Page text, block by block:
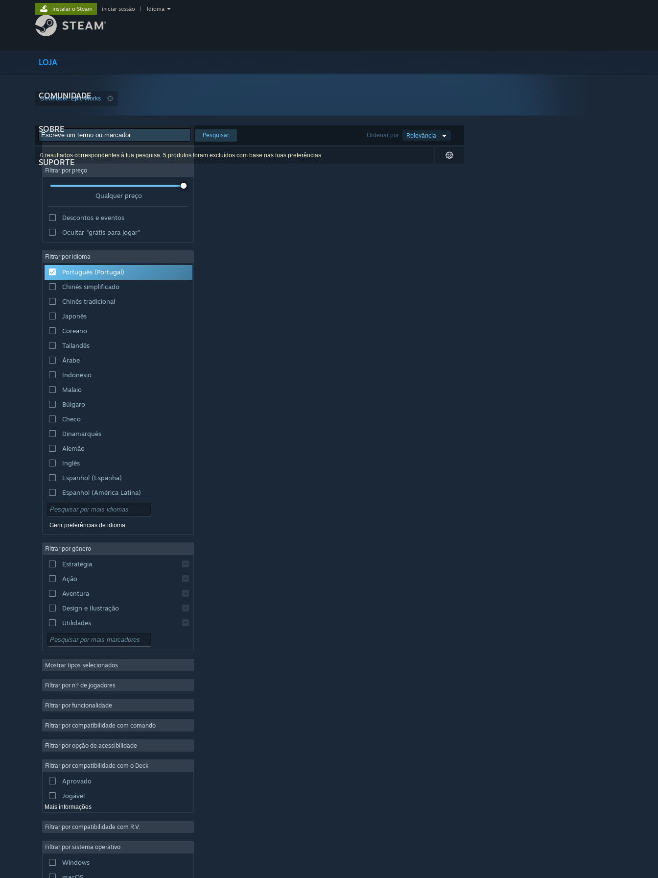
LOJA
COMUNIDADE
SOBRE
SUPORTE
Instalar o Steam iniciar sessão Idioma
Developer: Epic Works
Ordenar por Relevância
Pesquisar
0 resultados correspondentes à tua pesquisa. 5 produtos foram excluídos com base nas tuas preferências.
Filtrar por preço
Qualquer preço
Descontos e eventos
Ocultar "grátis para jogar"
Filtrar por idioma
Português (Portugal)
Chinês simplificado
Chinês tradicional
Japonês
Coreano
Tailandês
Árabe
Indonésio
Malaio
Búlgaro
Checo
Dinamarquês
Alemão
Inglês
Espanhol (Espanha)
Espanhol (América Latina)
Gerir preferências de idioma
Filtrar por género
Estratégia
Ação
Aventura
Design e Ilustração
Utilidades
Grátis para Jogar
Multijogador em Massa
Casual
Simulação
Produção de Vídeo
Edição de Fotografias
Mostrar tipos selecionados
Filtrar por n.º de jogadores
Filtrar por funcionalidade
Filtrar por compatibilidade com comando
Filtrar por opção de acessibilidade
Filtrar por compatibilidade com o Deck
Aprovado
Jogável
Mais informações
Filtrar por compatibilidade com R.V.
Filtrar por sistema operativo
Windows